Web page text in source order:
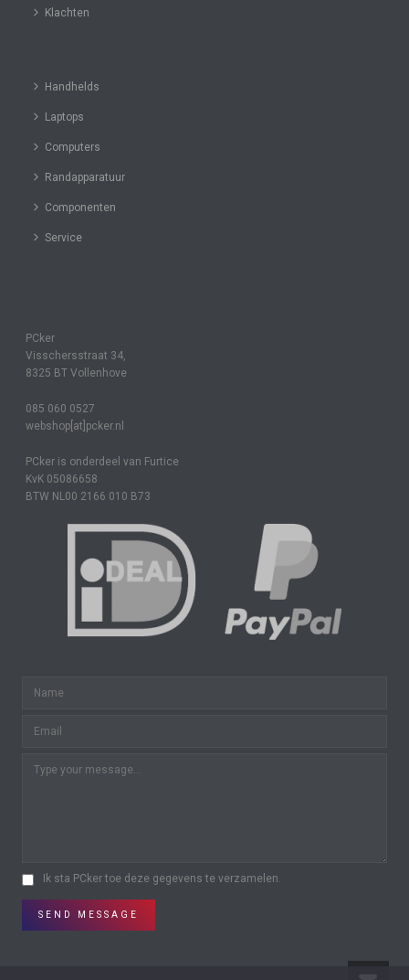
Klachten
Handhelds
Laptops
Computers
Randapparatuur
Componenten
Service
PCker
Visschersstraat 34,
8325 BT Vollenhove
085 060 0527
webshop[at]pcker.nl
PCker is onderdeel van Furtice
KvK 05086658
BTW NL00 2166 010 B73
Ik sta PCker toe deze gegevens te verzamelen.
SEND MESSAGE